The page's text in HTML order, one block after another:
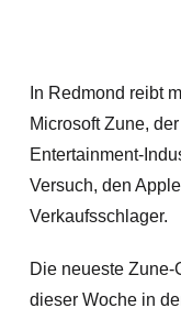
In Redmond reibt
Microsoft Zune,
Entertainment-
Versuch, den
Verkaufsschlager.
Die neueste Zune-
dieser Woche in